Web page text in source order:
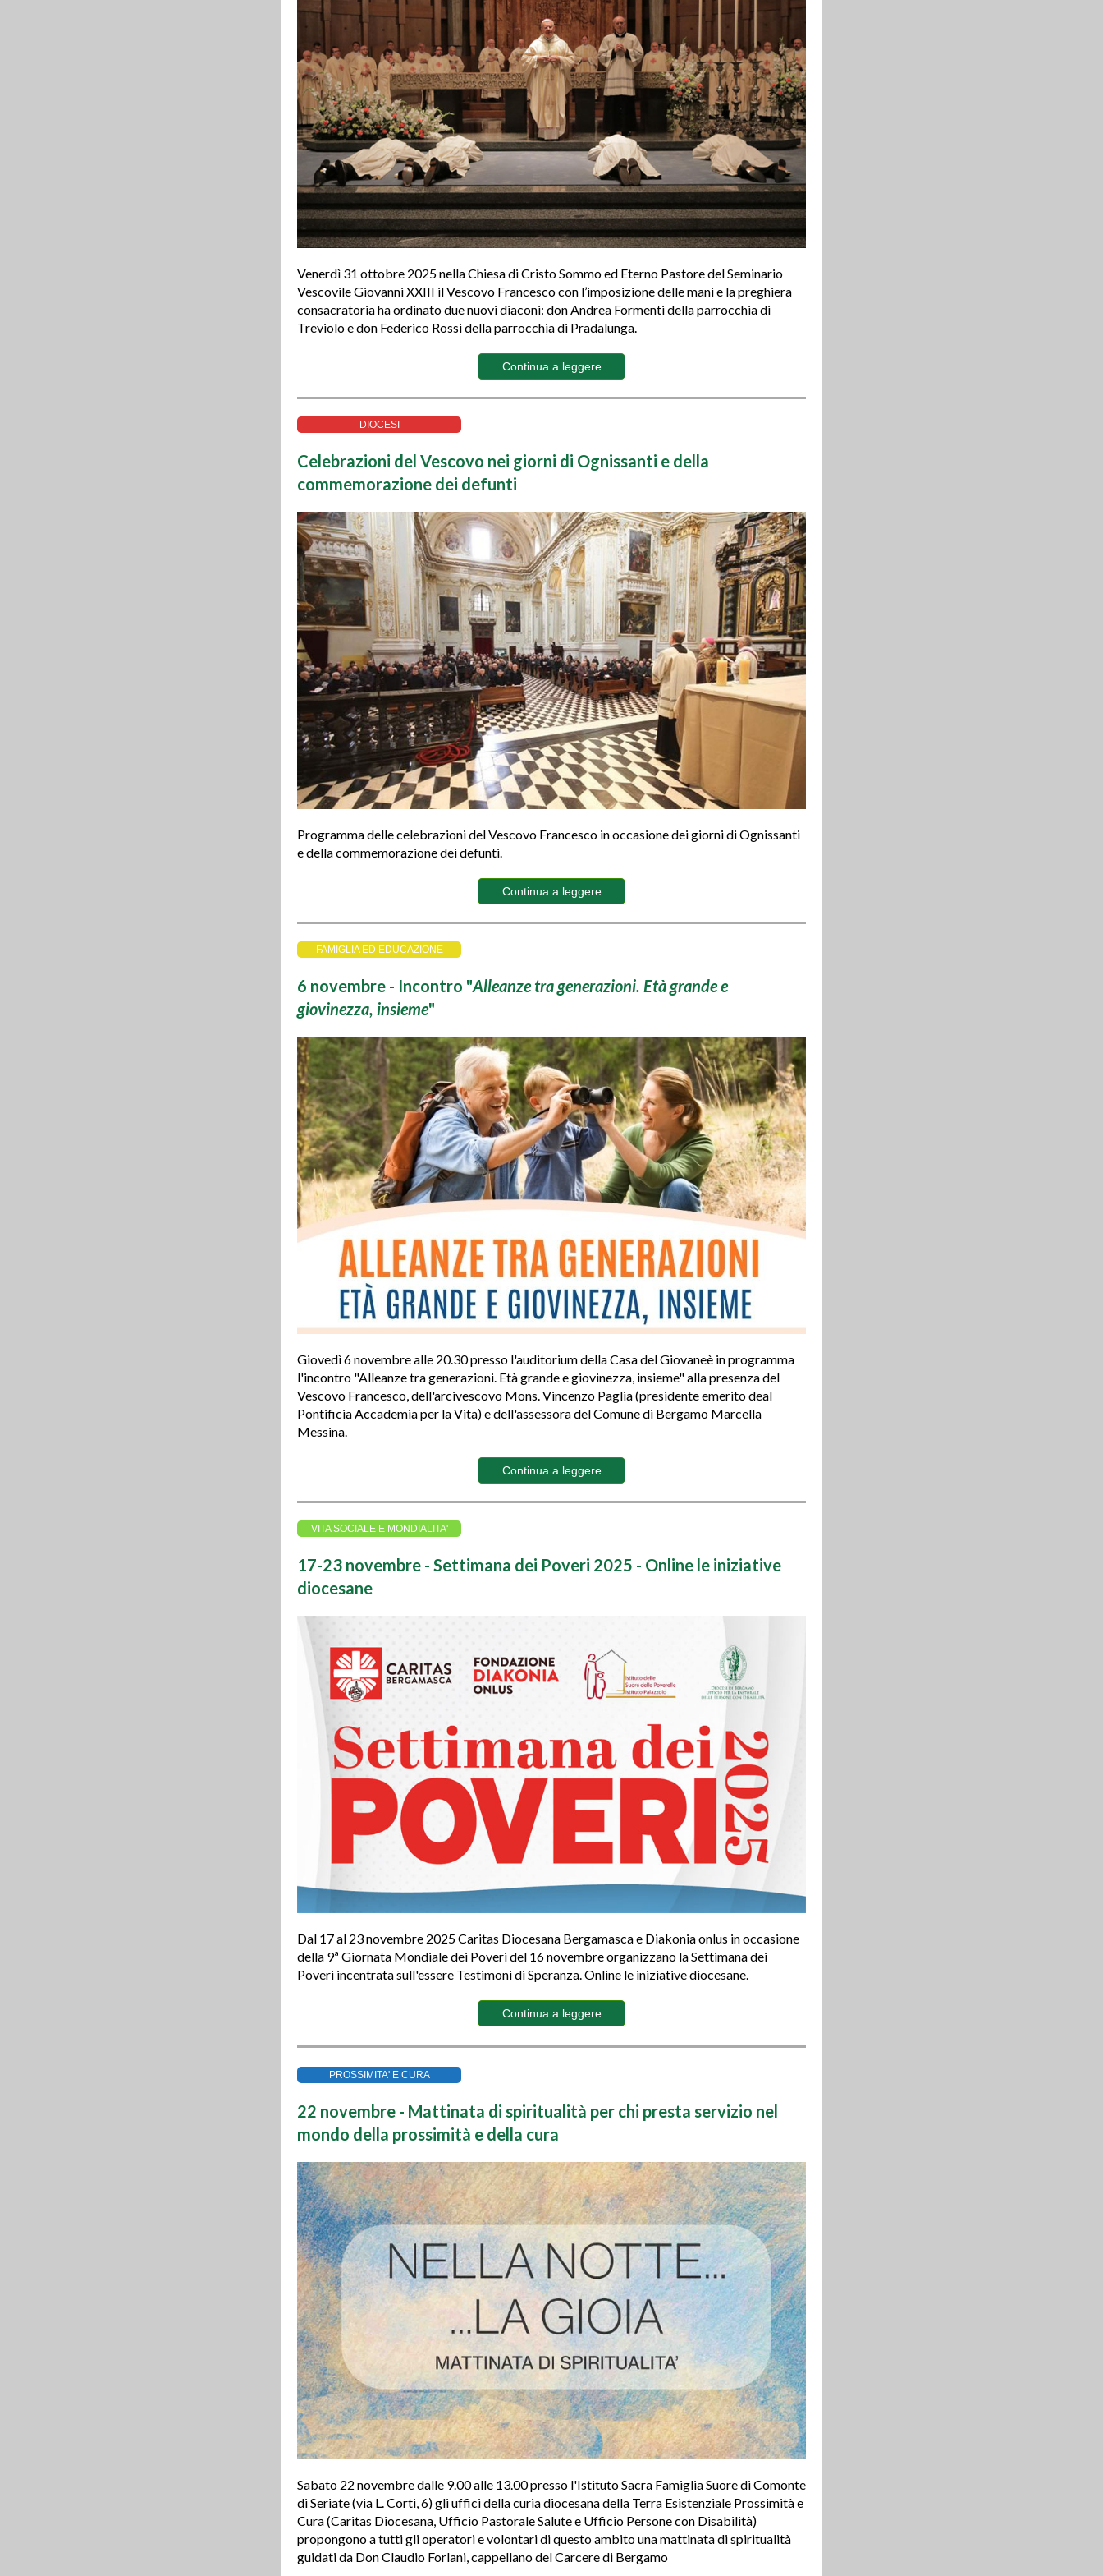
Venerdì 31 ottobre 2025 nella Chiesa di Cristo Sommo ed Eterno Pastore del Seminario
Vescovile Giovanni XXIII il Vescovo Francesco con l’imposizione delle mani e la preghiera
consacratoria ha ordinato due nuovi diaconi: don Andrea Formenti della parrocchia di
Treviolo e don Federico Rossi della parrocchia di Pradalunga.
Continua a leggere
DIOCESI
Celebrazioni del Vescovo nei giorni di Ognissanti e della
commemorazione dei defunti
Programma delle celebrazioni del Vescovo Francesco in occasione dei giorni di Ognissanti
e della commemorazione dei defunti.
Continua a leggere
FAMIGLIA ED EDUCAZIONE
6 novembre - Incontro "Alleanze tra generazioni. Età grande e
giovinezza, insieme"
Giovedì 6 novembre alle 20.30 presso l'auditorium della Casa del Giovaneè in programma
l'incontro "Alleanze tra generazioni. Età grande e giovinezza, insieme" alla presenza del
Vescovo Francesco, dell'arcivescovo Mons. Vincenzo Paglia (presidente emerito deal
Pontificia Accademia per la Vita) e dell'assessora del Comune di Bergamo Marcella
Messina.
Continua a leggere
VITA SOCIALE E MONDIALITA'
17-23 novembre - Settimana dei Poveri 2025 - Online le iniziative
diocesane
Dal 17 al 23 novembre 2025 Caritas Diocesana Bergamasca e Diakonia onlus in occasione
della 9ª Giornata Mondiale dei Poveri del 16 novembre organizzano la Settimana dei
Poveri incentrata sull'essere Testimoni di Speranza. Online le iniziative diocesane.
Continua a leggere
PROSSIMITA' E CURA
22 novembre - Mattinata di spiritualità per chi presta servizio nel
mondo della prossimità e della cura
Sabato 22 novembre dalle 9.00 alle 13.00 presso l'Istituto Sacra Famiglia Suore di Comonte
di Seriate (via L. Corti, 6) gli uffici della curia diocesana della Terra Esistenziale Prossimità e
Cura (Caritas Diocesana, Ufficio Pastorale Salute e Ufficio Persone con Disabilità)
propongono a tutti gli operatori e volontari di questo ambito una mattinata di spiritualità
guidati da Don Claudio Forlani, cappellano del Carcere di Bergamo